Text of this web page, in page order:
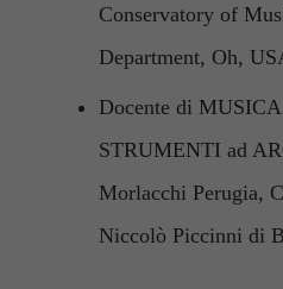
Conservatory of
Department, Oh,
Docente di
STRUMENTI ad
Morlacchi Perugia,
Niccolò Piccinni di